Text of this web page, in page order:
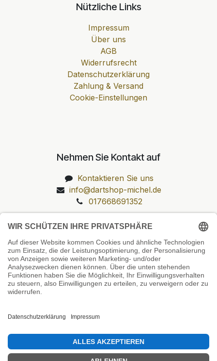
Nützliche Links
Impressum
Über uns
AGB
Widerrufsrecht
Datenschutzerklärung
Zahlung & Versand
Cookie-Einstellungen
Nehmen Sie Kontakt auf
Kontaktieren Sie uns
info@dartshop-michel.de
017668691352
Unsere Prüfsiegel